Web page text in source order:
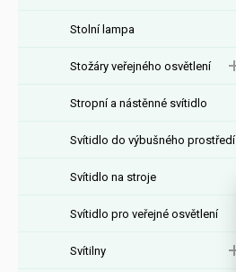
Stolní lampa
Stožáry veřejného osvětlení
Stropní a nástěnné svítidlo
Svítidlo do výbušného prostředí
Svítidlo na stroje
Svítidlo pro veřejné osvětlení
Svítilny